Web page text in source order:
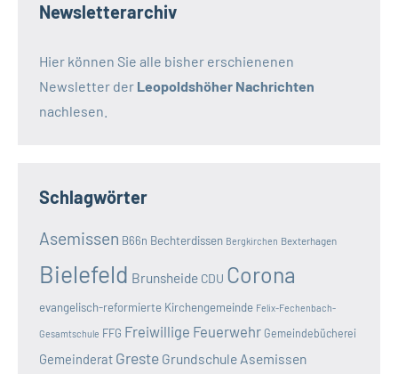
Newsletterarchiv
Hier können Sie alle bisher erschienenen
Newsletter der Leopoldshöher Nachrichten
nachlesen.
Schlagwörter
Asemissen B66n Bechterdissen Bergkirchen Bexterhagen
Bielefeld Brunsheide CDU Corona
evangelisch-reformierte Kirchengemeinde Felix-Fechenbach-
Gesamtschule FFG Freiwillige Feuerwehr Gemeindebücherei
Gemeinderat Greste Grundschule Asemissen